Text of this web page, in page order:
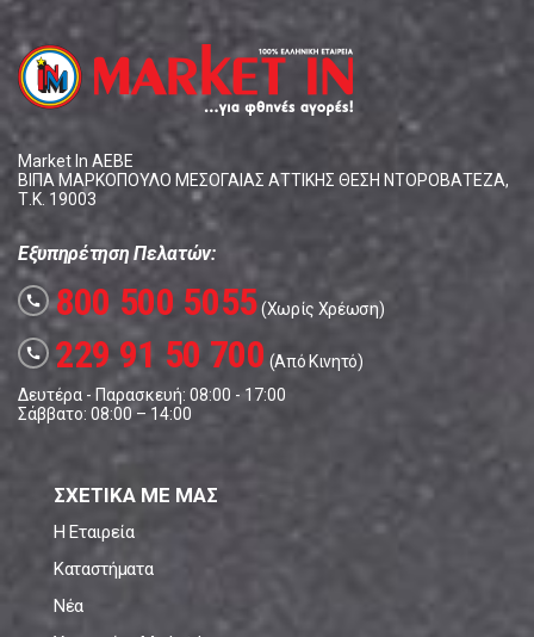
Market In ΑΕΒΕ
ΒΙΠΑ ΜΑΡΚΟΠΟΥΛΟ ΜΕΣΟΓΑΙΑΣ ΑΤΤΙΚΗΣ ΘΕΣΗ ΝΤΟΡΟΒΑΤΕΖΑ,
Τ.Κ. 19003
Εξυπηρέτηση Πελατών:
call 800 500 5055(Χωρίς Χρέωση)
call 229 91 50 700 (Από Κινητό)
Δευτέρα - Παρασκευή: 08:00 - 17:00
Σάββατο: 08:00 – 14:00
ΣΧΕΤΙΚΑ ΜΕ ΜΑΣ
Η Εταιρεία
Καταστήματα
Νέα